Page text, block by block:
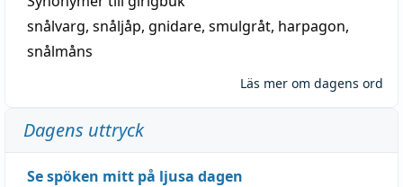
snålvarg, snåljåp, gnidare, smulgråt, harpagon,
snålmåns
Läs mer om dagens ord
Dagens uttryck
Se spöken mitt på ljusa dagen